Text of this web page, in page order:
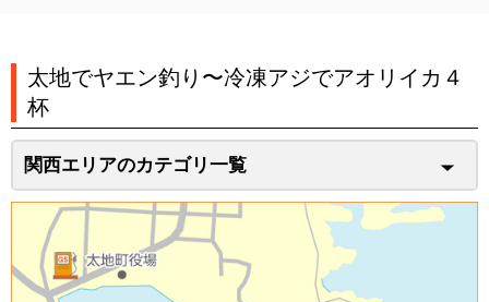
太地でヤエン釣り〜冷凍アジでアオリイカ４
杯
関西エリアのカテゴリ一覧